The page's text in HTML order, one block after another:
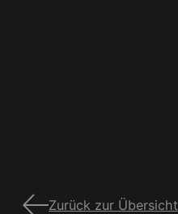
Zurück zur Übersicht